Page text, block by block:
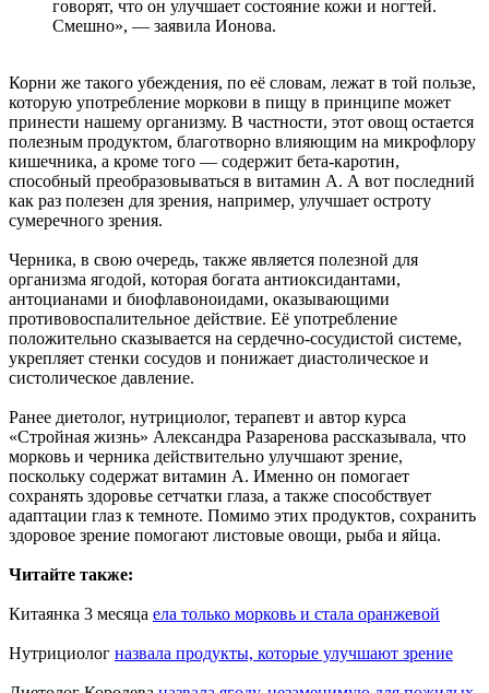
говорят, что он улучшает состояние кожи и ногтей.
Смешно», — заявила Ионова.
Корни же такого убеждения, по её словам, лежат в той пользе,
которую употребление моркови в пищу в принципе может
принести нашему организму. В частности, этот овощ остается
полезным продуктом, благотворно влияющим на микрофлору
кишечника, а кроме того — содержит бета-каротин,
способный преобразовываться в витамин А. А вот последний
как раз полезен для зрения, например, улучшает остроту
сумеречного зрения.
Черника, в свою очередь, также является полезной для
организма ягодой, которая богата антиоксидантами,
антоцианами и биофлавоноидами, оказывающими
противовоспалительное действие. Её употребление
положительно сказывается на сердечно-сосудистой системе,
укрепляет стенки сосудов и понижает диастолическое и
систолическое давление.
Ранее диетолог, нутрициолог, терапевт и автор курса
«Стройная жизнь» Александра Разаренова рассказывала, что
морковь и черника действительно улучшают зрение,
поскольку содержат витамин А. Именно он помогает
сохранять здоровье сетчатки глаза, а также способствует
адаптации глаз к темноте. Помимо этих продуктов, сохранить
здоровое зрение помогают листовые овощи, рыба и яйца.
Читайте также:
Китаянка 3 месяца ела только морковь и стала оранжевой
Нутрициолог назвала продукты, которые улучшают зрение